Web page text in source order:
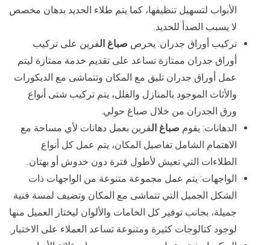
الأبواب لتسهيل تنظيفها، كما يتم طلاء الحديد بدهان مخصص
لا يسبب الصدأ للحديد.
تركيب أوراق جدران: يحرص صباغ القرين على تركيب
أوراق جدران ممتازة تساعد على تقديم خدمة ممتازة ليتم
عمل أوراق جدران تليق مع المكان وتتماشى مع الديكورات
والأثاث الموجود بالمنازل والفلل، يتم تركيب شتى أنواع
ورق الجدران من خلال صباغ حولي.
الدهانات: يقوم صباغ القرين بعمل دهانات لأي مساحة مع
الاهتمام الشامل تفاصيل المكان، يتم عمل كل أنواع
الطلاءات التي تعيش لأطول فترة دون خدوش أو بهتان.
الواجهات: يتم عمل مجموعة متنوعة من الواجهات ذات
الشكل الجميل التي تتماشى مع المكان وتضيف لمسة فنية
جميلة، بجانب توفير كل الخامات والألوان ليختار العميل منها
لوجود كتالوجات كثيرة ومتنوعة تساعد العملاء على الاختيار.